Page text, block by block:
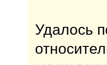
Удалось